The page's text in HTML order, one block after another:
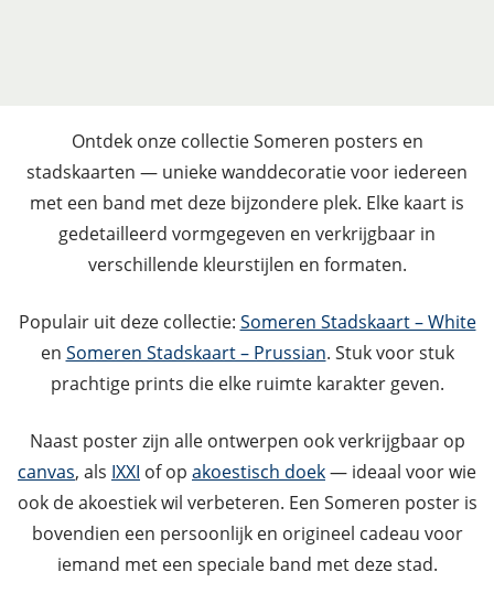
Ontdek onze collectie Someren posters en
stadskaarten — unieke wanddecoratie voor iedereen
met een band met deze bijzondere plek. Elke kaart is
gedetailleerd vormgegeven en verkrijgbaar in
verschillende kleurstijlen en formaten.
Populair uit deze collectie: Someren Stadskaart – White
en Someren Stadskaart – Prussian. Stuk voor stuk
prachtige prints die elke ruimte karakter geven.
Naast poster zijn alle ontwerpen ook verkrijgbaar op
canvas, als IXXI of op akoestisch doek— ideaal voor wie
ook de akoestiek wil verbeteren. Een Someren poster is
bovendien een persoonlijk en origineel cadeau voor
iemand met een speciale band met deze stad.